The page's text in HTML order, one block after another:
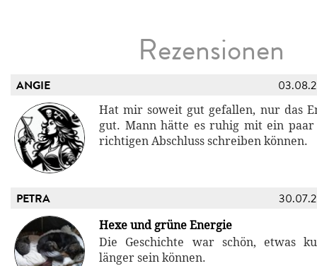
Rezensionen
ANGIE
Hat mir soweit gut gefallen, nur das
gut. Mann hätte es ruhig mit ein
richtigen Abschluss schreiben können.
PETRA
Hexe und grüne Energie
Die Geschichte war schön, etwas
länger sein können.